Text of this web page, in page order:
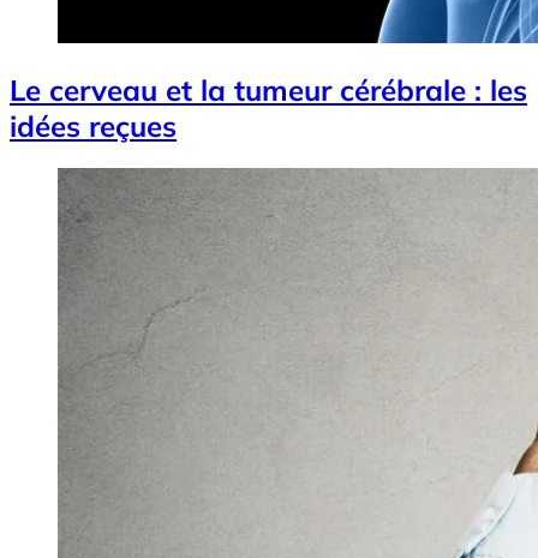
Le cerveau et la tumeur cérébrale : les
idées reçues
Image